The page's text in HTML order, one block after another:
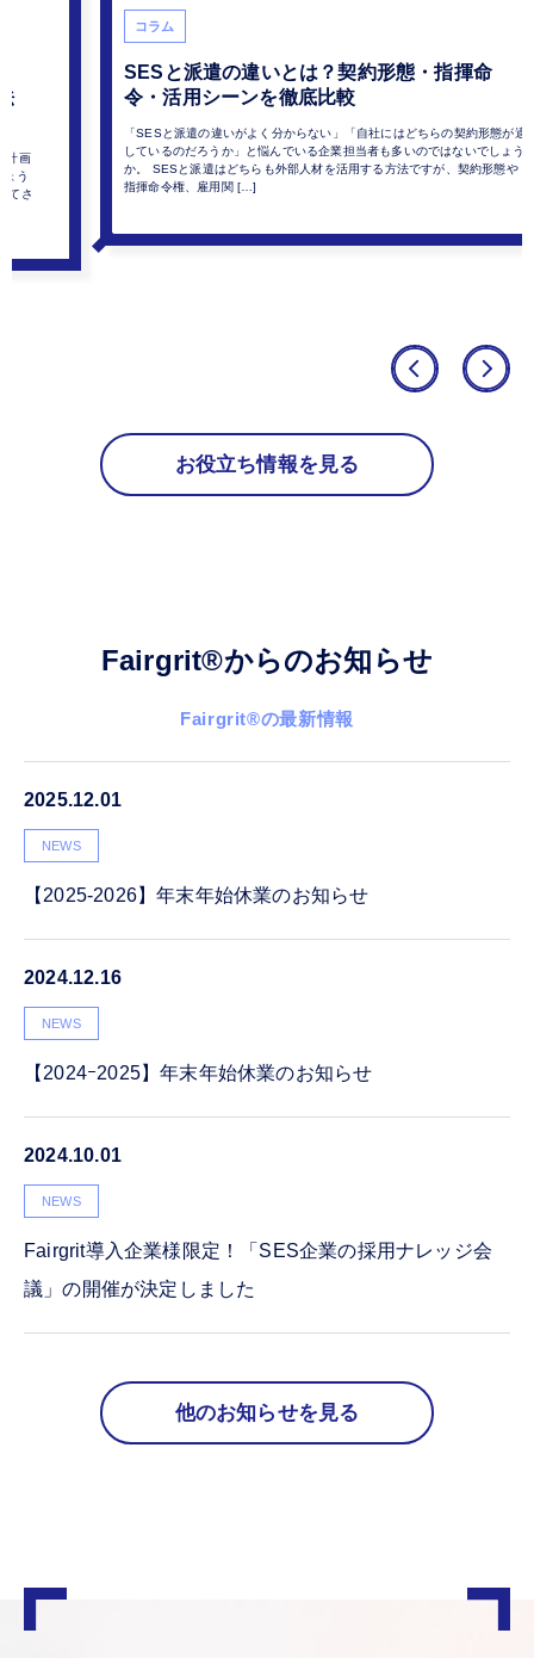
計画
ょう
てさ
コラム
SESと派遣の違いとは？契約形態・指揮命
令・活用シーンを徹底比較
「SESと派遣の違いがよく分からない」「自社にはどちらの契約形態が適
しているのだろうか」と悩んでいる企業担当者も多いのではないでしょう
か。 SESと派遣はどちらも外部人材を活用する方法ですが、契約形態や
指揮命令権、雇用関 […]
お役立ち情報を見る
Fairgrit®からのお知らせ
Fairgrit®の最新情報
2025.12.01
NEWS
【2025‐2026】年末年始休業のお知らせ
2024.12.16
NEWS
【2024ｰ2025】年末年始休業のお知らせ
2024.10.01
NEWS
Fairgrit導入企業様限定！「SES企業の採用ナレッジ会
議」の開催が決定しました
他のお知らせを見る